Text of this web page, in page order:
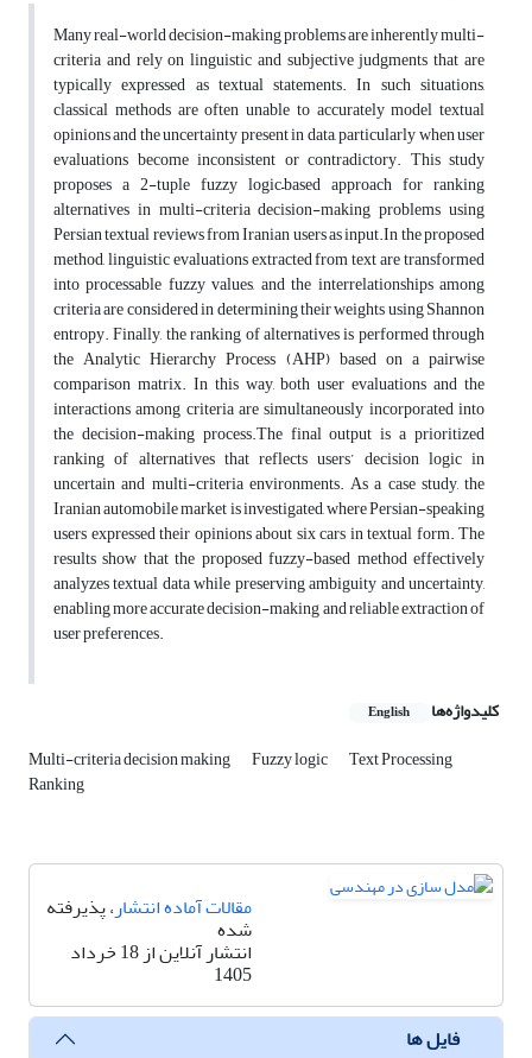
Many real-world decision-making problems are inherently multi-
criteria and rely on linguistic and subjective judgments that are
typically expressed as textual statements. In such situations,
classical methods are often unable to accurately model textual
opinions and the uncertainty present in data, particularly when user
evaluations become inconsistent or contradictory. This study
proposes a 2-tuple fuzzy logic–based approach for ranking
alternatives in multi-criteria decision-making problems using
Persian textual reviews from Iranian users as input.In the proposed
method, linguistic evaluations extracted from text are transformed
into processable fuzzy values, and the interrelationships among
criteria are considered in determining their weights using Shannon
entropy. Finally, the ranking of alternatives is performed through
the Analytic Hierarchy Process (AHP) based on a pairwise
comparison matrix. In this way, both user evaluations and the
interactions among criteria are simultaneously incorporated into
the decision-making process.The final output is a prioritized
ranking of alternatives that reflects users’ decision logic in
uncertain and multi-criteria environments. As a case study, the
Iranian automobile market is investigated, where Persian-speaking
users expressed their opinions about six cars in textual form. The
results show that the proposed fuzzy-based method effectively
analyzes textual data while preserving ambiguity and uncertainty,
enabling more accurate decision-making and reliable extraction of
user preferences.
کلیدواژه‌ها English
Multi-criteria‌‌ decision making Fuzzy logic Text Processing
Ranking
مقالات آماده انتشار، پذیرفته
شده
انتشار آنلاین از 18 خرداد
1405
فایل ها